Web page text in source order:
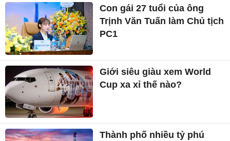
Con gái 27 tuổi của ông
Trịnh Văn Tuấn làm Chủ tịch
PC1
Giới siêu giàu xem World
Cup xa xỉ thế nào?
Thành phố nhiều tỷ phú